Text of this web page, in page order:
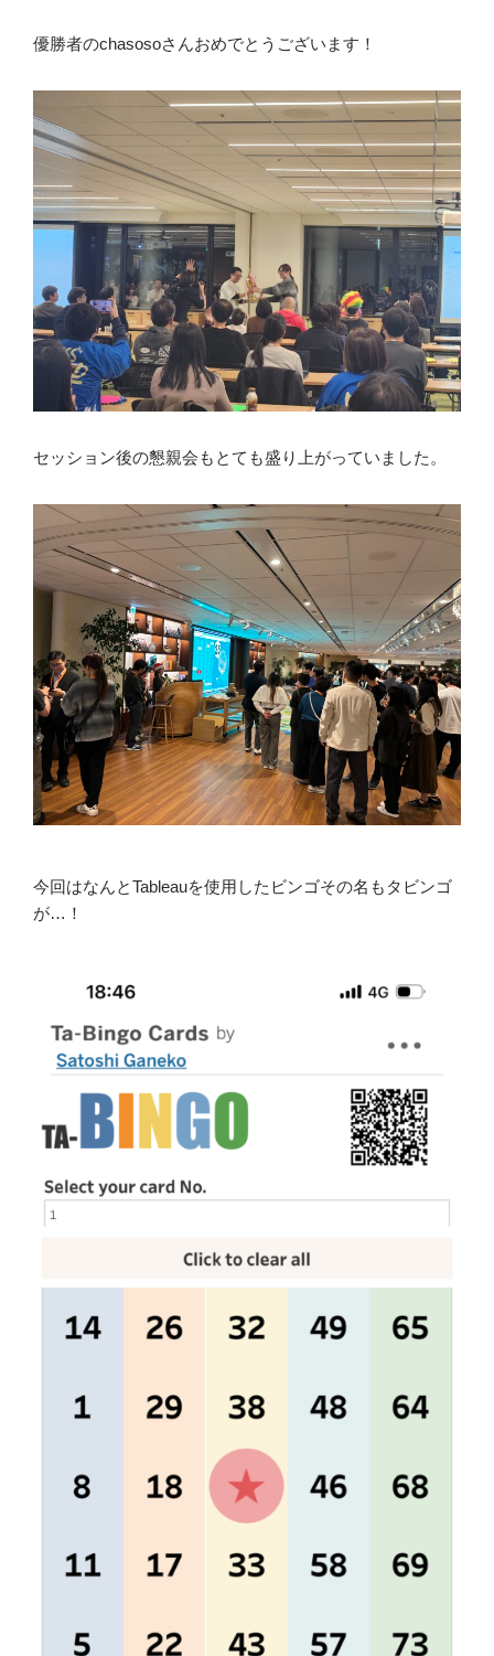
優勝者のchasosoさんおめでとうございます！
セッション後の懇親会もとても盛り上がっていました。
今回はなんとTableauを使用したビンゴその名もタビンゴ
が…！